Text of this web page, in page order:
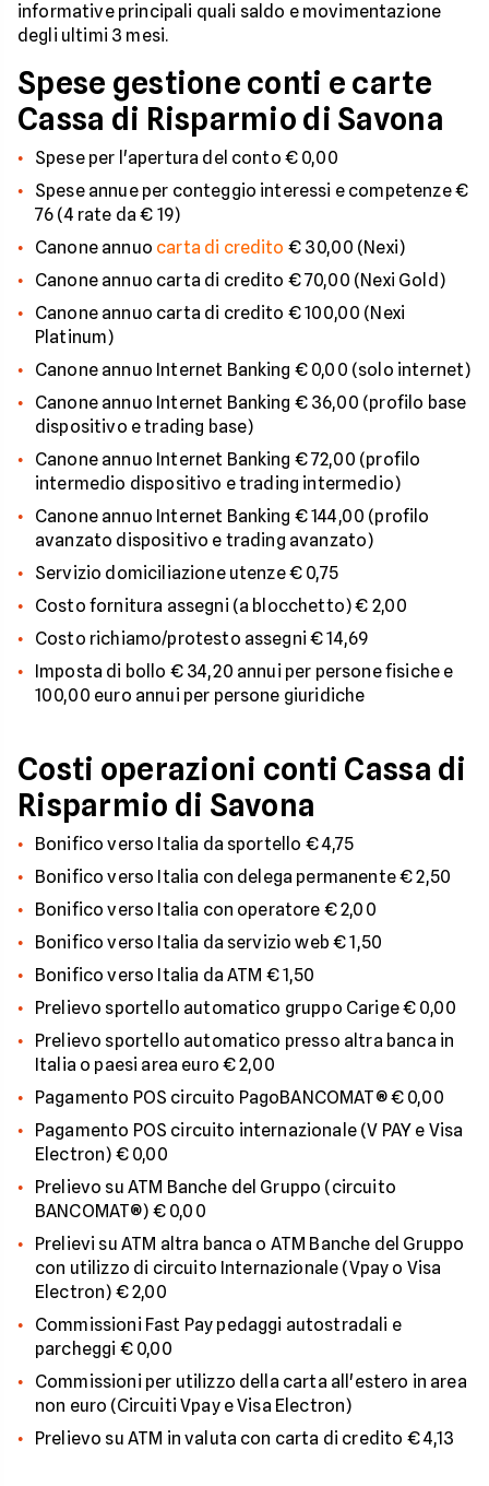
informative principali quali saldo e movimentazione
degli ultimi 3 mesi.
Spese gestione conti e carte
Cassa di Risparmio di Savona
Spese per l'apertura del conto € 0,00
Spese annue per conteggio interessi e competenze €
76 (4 rate da € 19)
Canone annuo carta di credito € 30,00 (Nexi)
Canone annuo carta di credito € 70,00 (Nexi Gold)
Canone annuo carta di credito € 100,00 (Nexi
Platinum)
Canone annuo Internet Banking € 0,00 (solo internet)
Canone annuo Internet Banking € 36,00 (profilo base
dispositivo e trading base)
Canone annuo Internet Banking € 72,00 (profilo
intermedio dispositivo e trading intermedio)
Canone annuo Internet Banking € 144,00 (profilo
avanzato dispositivo e trading avanzato)
Servizio domiciliazione utenze € 0,75
Costo fornitura assegni (a blocchetto) € 2,00
Costo richiamo/protesto assegni € 14,69
Imposta di bollo € 34,20 annui per persone fisiche e
100,00 euro annui per persone giuridiche
Costi operazioni conti Cassa di
Risparmio di Savona
Bonifico verso Italia da sportello € 4,75
Bonifico verso Italia con delega permanente € 2,50
Bonifico verso Italia con operatore € 2,00
Bonifico verso Italia da servizio web € 1,50
Bonifico verso Italia da ATM € 1,50
Prelievo sportello automatico gruppo Carige € 0,00
Prelievo sportello automatico presso altra banca in
Italia o paesi area euro € 2,00
Pagamento POS circuito PagoBANCOMAT® € 0,00
Pagamento POS circuito internazionale (V PAY e Visa
Electron) € 0,00
Prelievo su ATM Banche del Gruppo (circuito
BANCOMAT®) € 0,00
Prelievi su ATM altra banca o ATM Banche del Gruppo
con utilizzo di circuito Internazionale (Vpay o Visa
Electron) € 2,00
Commissioni Fast Pay pedaggi autostradali e
parcheggi € 0,00
Commissioni per utilizzo della carta all'estero in area
non euro (Circuiti Vpay e Visa Electron)
Prelievo su ATM in valuta con carta di credito € 4,13